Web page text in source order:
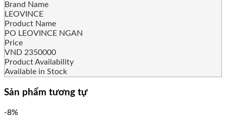
Brand Name
LEOVINCE
Product Name
PO LEOVINCE NGAN
Price
VND 2350000
Product Availability
Available in Stock
Sản phẩm tương tự
-8%